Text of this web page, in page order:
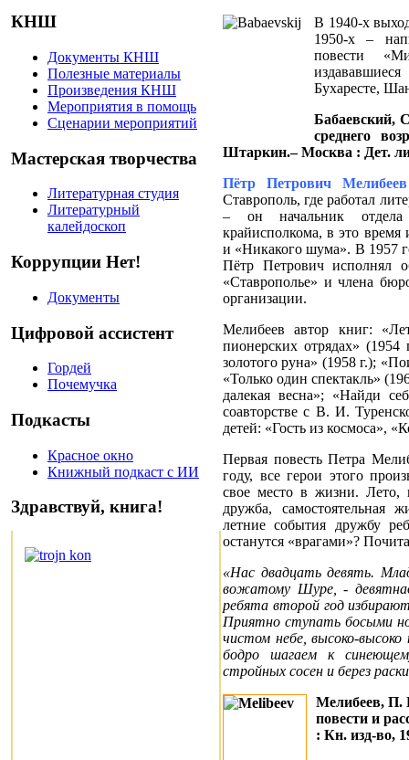
КНШ
Документы КНШ
Полезные материалы
Произведения КНШ
Мероприятия в помощь
Сценарии мероприятий
Мастерская творчества
Литературная студия
Литературный
калейдоскоп
Коррупции Нет!
Документы
Цифровой ассистент
Гордей
Почемучка
Подкасты
Красное окно
Книжный подкаст с ИИ
Здравствуй, книга!
В 1940-х
1950-х –
повести
Бухаресте,
Бабаевский,
среднего
Штаркин.– Москва : Дет.
Пётр Петрович Мелибеев
Ставрополь, где работал
– он начальник отдела
крайисполкома, в это
и «Никакого шума». В 1957
Пётр Петрович исполнял
«Ставрополье» и члена
организации.
Мелибеев автор книг:
пионерских отрядах»
золотого руна» (1958 г.);
«Только один спектакль»
далекая весна»; «Найди
соавторстве с В. И.
детей: «Гость из космоса»,
Первая повесть Петра
году, все герои этого
свое место в жизни. Лето,
дружба,
летние события дружбу
останутся «врагами»?
«Нас двадцать девять.
вожатому Шуре, -
ребята второй год
Приятно ступать босыми
чистом небе, высоко-
бодро шагаем к
стройных сосен и берез
Мелибеев, П.
повести и
: Кн. изд-во,